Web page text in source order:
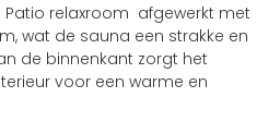
Patio relaxroom afgewerkt met
wat de sauna een strakke en
de binnenkant zorgt het
voor een warme en